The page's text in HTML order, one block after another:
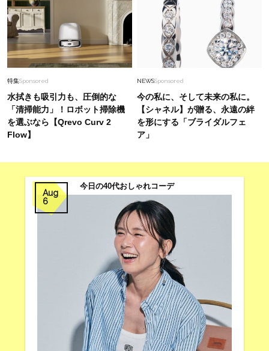
特集Sponsored
水拭きも吸引力も、圧倒的な
「清掃能力」！ロボット掃除機
を選ぶなら【Qrevo Curv 2
Flow】
NEWSSponsored
今の私に、そして未来の私に。
【シャネル】が贈る、永遠の絆
を形にする「ブライダルフェ
ア」
Aug
6
今日の40代おしゃれコーデ